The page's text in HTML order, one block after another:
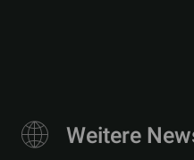
Weitere